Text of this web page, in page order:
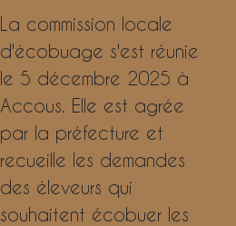
La commission locale
d'écobuage s'est réunie
le 5 décembre 2025 à
Accous. Elle est agrée
par la préfecture et
recueille les demandes
des éleveurs qui
souhaitent écobuer les